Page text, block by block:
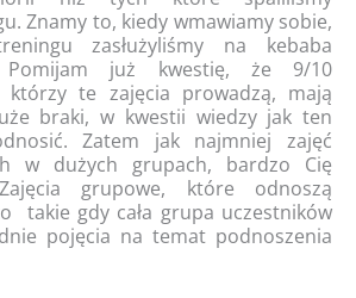
Znamy to, kiedy wmawiamy sobie,
zasłużyliśmy na kebaba
Pomijam już kwestię, że 9/10
którzy te zajęcia prowadzą, mają
braki, w kwestii wiedzy jak ten
Zatem jak najmniej zajęć
w dużych grupach, bardzo Cię
grupowe, które odnoszą
takie gdy cała grupa uczestników
pojęcia na temat podnoszenia